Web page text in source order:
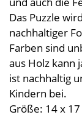
Kinder- und
Kleine Helfer
Zudecken,
Wäsche,
Kinder-
Flanell,
Leinendecken
Polsterbezüge
Duft- &
Sitzauflagen
Vorhänge &
Hocker
Brotsackerl
Schürzen
Tischwäsche
Bad
Frottierware
Handtücher
Duschtücher
Waschlappen
Saunatücher
Strandtücher
Bademäntel
Betriebsführung
Das Puzzle
nachhaltiger
Farben sind
aus Holz kann
ist nachhaltig
Kindern bei.
Größe: 14 x